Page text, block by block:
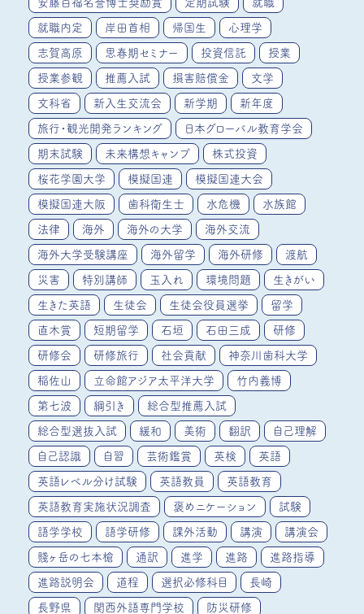
安藤百福名誉博士奨励賞 定期試験 就職
就職内定 岸田首相 帰国生 心理学
志賀高原 思春期セミナー 投資信託 授業
授業参観 推薦入試 損害賠償金 文学
文科省 新入生交流会 新学期 新年度
旅行・観光開発ランキング 日本グローバル教育学会
期末試験 未来構想キャンプ 株式投資
桜花学園大学 模擬国連 模擬国連大会
模擬国連大阪 歯科衛生士 水危機 水族館
法律 海外 海外の大学 海外交流
海外大学受験講座 海外留学 海外研修 渡航
災害 特別講師 玉入れ 環境問題 生きがい
生きた英語 生徒会 生徒会役員選挙 留学
直木賞 短期留学 石垣 石田三成 研修
研修会 研修旅行 社会貢献 神奈川歯科大学
稲佐山 立命館アジア太平洋大学 竹内義博
第七波 綱引き 総合型推薦入試
総合型選抜入試 緩和 美術 翻訳 自己理解
自己認識 自習 芸術鑑賞 英検 英語
英語レベル分け試験 英語教員 英語教育
英語教育実施状況調査 褒めニケーション 試験
語学学校 語学研修 課外活動 講演 講演会
賤ヶ岳の七本槍 通訳 進学 進路 進路指導
進路説明会 道程 選択必修科目 長崎
長野県 関西外語専門学校 防災研修